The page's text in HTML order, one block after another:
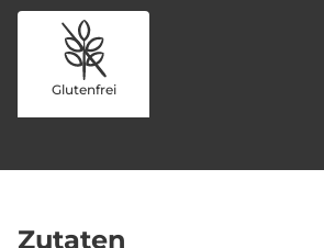
Glutenfrei
Zutaten